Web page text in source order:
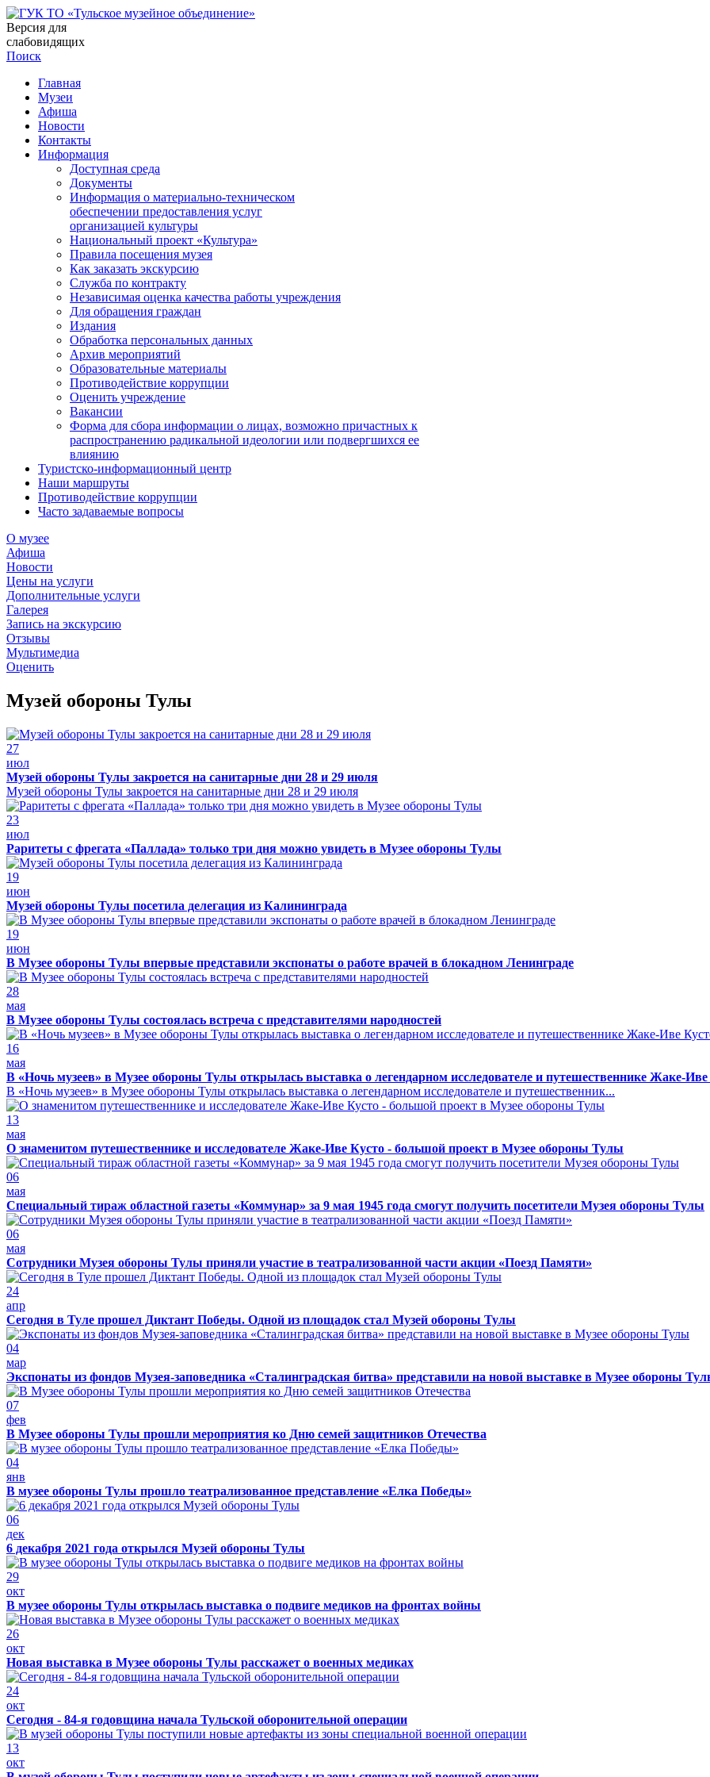
Версия для
слабовидящих
Поиск
Главная
Музеи
Афиша
Новости
Контакты
Информация
Доступная среда
Документы
Информация о материально-техническом
обеспечении предоставления услуг
организацией культуры
Национальный проект «Культура»
Правила посещения музея
Как заказать экскурсию
Служба по контракту
Независимая оценка качества работы учреждения
Для обращения граждан
Издания
Обработка персональных данных
Архив мероприятий
Образовательные материалы
Противодействие коррупции
Оценить учреждение
Вакансии
Форма для сбора информации о лицах, возможно причастных к
распространению радикальной идеологии или подвергшихся ее
влиянию
Туристско-информационный центр
Наши маршруты
Противодействие коррупции
Часто задаваемые вопросы
О музее
Афиша
Новости
Цены на услуги
Дополнительные услуги
Галерея
Запись на экскурсию
Отзывы
Мультимедиа
Оценить
Музей обороны Тулы
27
июл
Музей обороны Тулы закроется на санитарные дни 28 и 29 июля
Музей обороны Тулы закроется на санитарные дни 28 и 29 июля
23
июл
Раритеты с фрегата «Паллада» только три дня можно увидеть в Музее обороны Тулы
19
июн
Музей обороны Тулы посетила делегация из Калининграда
19
июн
В Музее обороны Тулы впервые представили экспонаты о работе врачей в блокадном Ленинграде
28
мая
В Музее обороны Тулы состоялась встреча с представителями народностей
16
мая
В «Ночь музеев» в Музее обороны Тулы открылась выставка о легендарном исследователе и путешественнике Жаке-
В «Ночь музеев» в Музее обороны Тулы открылась выставка о легендарном исследователе и путешественник...
13
мая
О знаменитом путешественнике и исследователе Жаке-Иве Кусто - большой проект в Музее обороны Тулы
06
мая
Специальный тираж областной газеты «Коммунар» за 9 мая 1945 года смогут получить посетители Музея обороны Тулы
06
мая
Сотрудники Музея обороны Тулы приняли участие в театрализованной части акции «Поезд Памяти»
24
апр
Сегодня в Туле прошел Диктант Победы. Одной из площадок стал Музей обороны Тулы
04
мар
Экспонаты из фондов Музея-заповедника «Сталинградская битва» представили на новой выставке в Музее обороны
07
фев
В Музее обороны Тулы прошли мероприятия ко Дню семей защитников Отечества
04
янв
В музее обороны Тулы прошло театрализованное представление «Елка Победы»
06
дек
6 декабря 2021 года открылся Музей обороны Тулы
29
окт
В музее обороны Тулы открылась выставка о подвиге медиков на фронтах войны
26
окт
Новая выставка в Музее обороны Тулы расскажет о военных медиках
24
окт
Сегодня - 84-я годовщина начала Тульской оборонительной операции
13
окт